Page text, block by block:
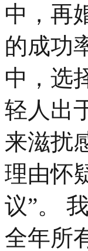
中，再
的成功
中，选
轻人出
来滋扰
理由怀
议”。
全年所